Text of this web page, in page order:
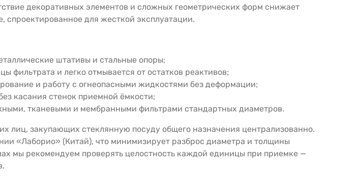
декоративных элементов и сложных геометрических форм снижает
спроектированное для жесткой эксплуатации.
штативы и стальные опоры;
фильтрата и легко отмывается от остатков реактивов;
и работу с огнеопасными жидкостями без деформации;
касания стенок приемной ёмкости;
тканевыми и мембранными фильтрами стандартных диаметров.
лиц, закупающих стеклянную посуду общего назначения централизованно.
«Лаборио» (Китай), что минимизирует разброс диаметра и толщины
мы рекомендуем проверять целостность каждой единицы при приемке —